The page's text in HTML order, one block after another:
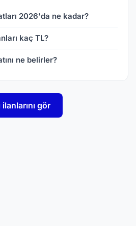
2026'da ne kadar?
kaç TL?
ne belirler?
gör